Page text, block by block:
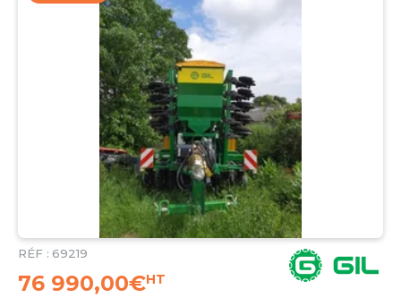
RÉF : 69219
76 990,00€HT